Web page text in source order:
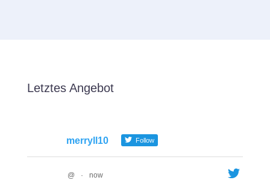
Letztes Angebot
merryll10 Follow
@ · now